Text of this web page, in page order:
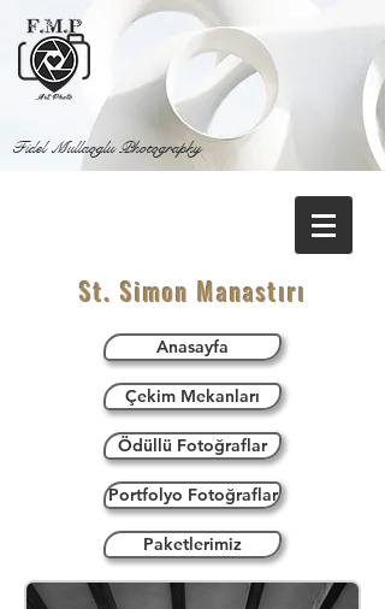
Fidel Mullaoglu Photography
St. Simon Manastırı
Anasayfa
Çekim Mekanları
Ödüllü Fotoğraflar
Portfolyo Fotoğraflar
Paketlerimiz